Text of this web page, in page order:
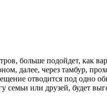
больше подойдет, как
далее, через тамбур,
отводится под одно
или друзей, будет